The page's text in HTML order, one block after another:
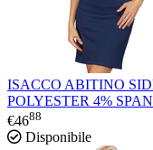
ISACCO ABITINO
POLYESTER 4%
€4688
Disponibile